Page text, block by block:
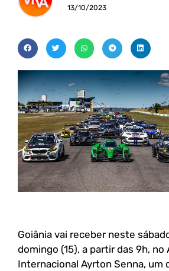
13/10/2023
Goiânia vai receber neste
domingo (15), a partir das 9h, no
Internacional Ayrton Senna, um